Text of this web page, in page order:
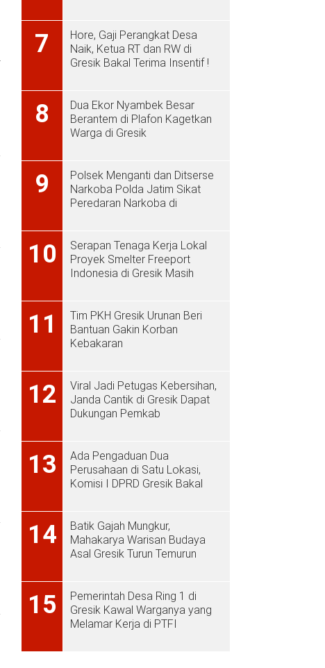
7
Hore, Gaji Perangkat Desa
Naik, Ketua RT dan RW di
Gresik Bakal Terima Insentif !
8
Dua Ekor Nyambek Besar
Berantem di Plafon Kagetkan
Warga di Gresik
9
Polsek Menganti dan Ditserse
Narkoba Polda Jatim Sikat
Peredaran Narkoba di
10
Serapan Tenaga Kerja Lokal
Proyek Smelter Freeport
Indonesia di Gresik Masih
11
Tim PKH Gresik Urunan Beri
Bantuan Gakin Korban
Kebakaran
12
Viral Jadi Petugas Kebersihan,
Janda Cantik di Gresik Dapat
Dukungan Pemkab
13
Ada Pengaduan Dua
Perusahaan di Satu Lokasi,
Komisi I DPRD Gresik Bakal
14
Batik Gajah Mungkur,
Mahakarya Warisan Budaya
Asal Gresik Turun Temurun
15
Pemerintah Desa Ring 1 di
Gresik Kawal Warganya yang
Melamar Kerja di PTFI